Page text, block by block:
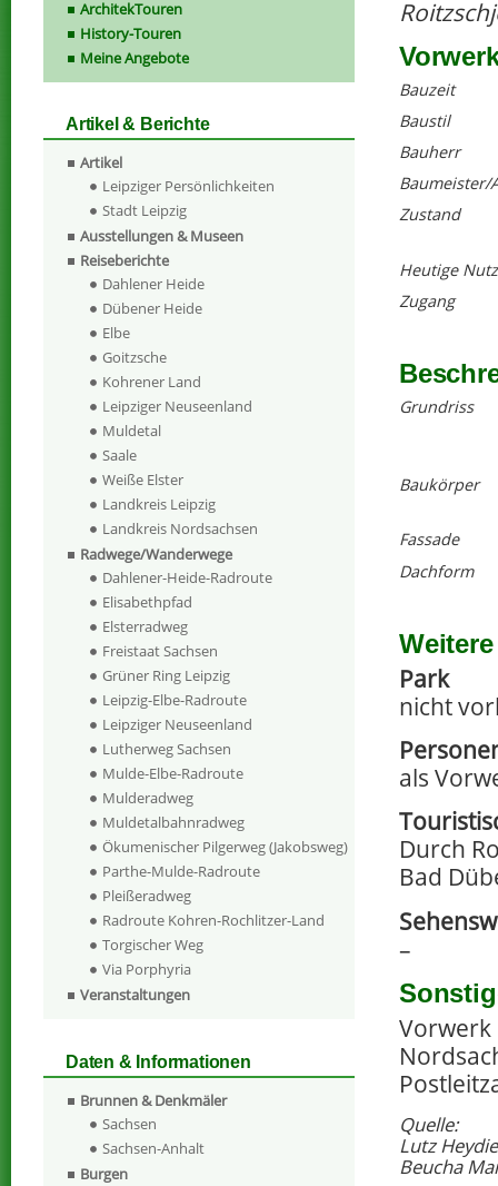
Bauzeit
Baustil
Bauherr
Baumeister/
Zustand
Heutige
Zugang
Grundriss
Baukörper
Fassade
Dachform
Park
nicht
als
Durch
Bad
–
Vorwerk
Quelle:
Lutz
Beucha
ArchitekTouren
History-Touren
Meine Angebote
Artikel & Berichte
Artikel
Leipziger Persönlichkeiten
Stadt Leipzig
Ausstellungen & Museen
Reiseberichte
Dahlener Heide
Dübener Heide
Elbe
Goitzsche
Kohrener Land
Leipziger Neuseenland
Muldetal
Saale
Weiße Elster
Landkreis Leipzig
Landkreis Nordsachsen
Radwege/Wanderwege
Dahlener-Heide-Radroute
Elisabethpfad
Elsterradweg
Freistaat Sachsen
Grüner Ring Leipzig
Leipzig-Elbe-Radroute
Leipziger Neuseenland
Lutherweg Sachsen
Mulde-Elbe-Radroute
Mulderadweg
Muldetalbahnradweg
Ökumenischer Pilgerweg (Jakobsweg)
Parthe-Mulde-Radroute
Pleißeradweg
Radroute Kohren-Rochlitzer-Land
Torgischer Weg
Via Porphyria
Veranstaltungen
Daten & Informationen
Brunnen & Denkmäler
Sachsen
Sachsen-Anhalt
Burgen